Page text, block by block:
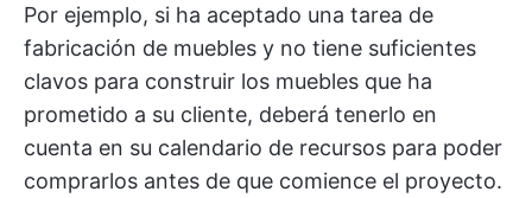
Por ejemplo, si ha aceptado una tarea de
fabricación de muebles y no tiene suficientes
clavos para construir los muebles que ha
prometido a su cliente, deberá tenerlo en
cuenta en su calendario de recursos para poder
comprarlos antes de que comience el proyecto.